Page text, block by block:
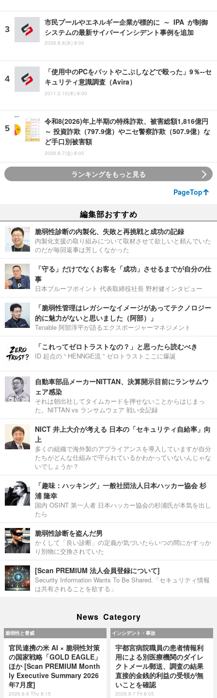
市民プールやエネルギー企業が標的に ～ IPA が制御
システムの最新サイバーインシデント事例を追加
2026.8.6(木) 8:00
「使用中のPCをバットやこぶしなどで殴った」9％--セ
キュリティ意識調査（Avira）
2011.2.10(木) 8:00
令和8(2026)年上半期の特殊詐欺、被害総額1,816億円
～ 投資詐欺（797.9億）やニセ警察詐欺（507.9億）な
ど手口別被害額
2026.8.7(金) 8:00
ランキングをもっと見る
PageTop
編集部おすすめ
脆弱性診断の内製化、失敗と再挑戦と成功の記録
内製化支援の取り組みについて取材させて欲しいと頼んでいた
のだが毎回返事は芳しくなかった
「守る」だけでなくお客を「成功」させるまでが自分の仕
事
日本プルーフポイント 代表取締役社長 野村健インタビュー
「脆弱性管理はレガシーなイメージがあってテクノロジー
的に魅力がないと思いました（阿部）」
Tenable 阿部淳平が語るエクスポージャーマネジメント
「これってゼロトラストなの？」と思ったら読むべき
ID 起点の “ HENNGE流 ” ゼロトラストここに爆誕
自動車部品メーカーNITTAN、決算開示目前にランサムウ
ェア感染
それは朝出社してタイムカードを押せないことからはじまっ
た。NITTAN vs ランサムウェア 戦い全記録
NICT 井上大介が考える 日本の「セキュリティ自給率」向
上
多くの組織で海外製のアプライアンスを導入していますが自分
たちがどんな仕組みで守られているかわかっていないんじゃな
いでしょうか？
「趣味：ハッキング」一般社団法人日本ハッカー協会 杉
浦 隆幸
国内 OSINT 第一人者 日本ハッカー協会の杉浦氏が本気を出し
たら
脆弱性診断を盗んだ男
かくして「良い診断」の定義が気づいたらいつの間にかすっか
り別物に交換されていた
[Scan PREMIUM 法人会員登録について]
Security Information Wants To Be Shared.「セキュリティ情報
は共有されることを欲する」
News Category
脆弱性と脅威
官民連携の米 AI × 脆弱性対策
の国家戦略「GOLD EAGLE」
ほか [Scan PREMIUM Month
ly Executive Summary 2026
年7月度]
2026.8.6 Thu 8:15
インシデント・事故
宇都宮病院職員の患者情報利
用による別医療機関のダイレ
クトメール郵送、調査の結果
直接的金銭的利益の受領が無
いことを確認
2026.8.7 Fri 8:05